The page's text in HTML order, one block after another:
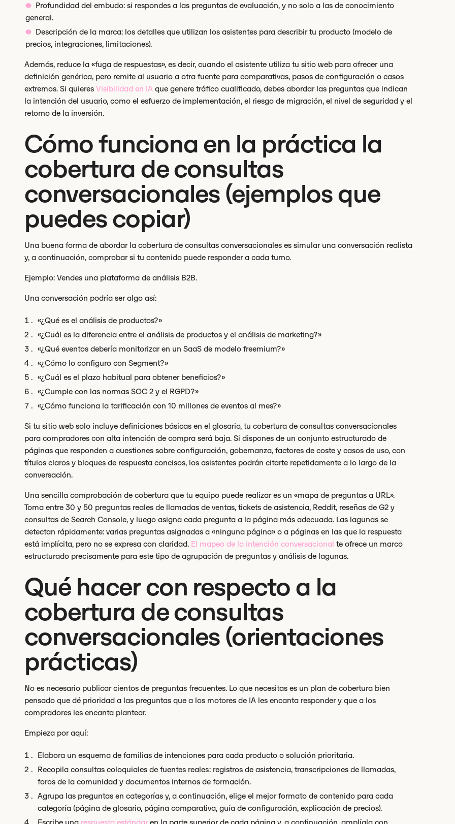
Profundidad del embudo: si respondes a las preguntas de evaluación, y no solo a las de conocimiento
general.
Descripción de la marca: los detalles que utilizan los asistentes para describir tu producto (modelo de
precios, integraciones, limitaciones).
Además, reduce la «fuga de respuestas», es decir, cuando el asistente utiliza tu sitio web para ofrecer una
definición genérica, pero remite al usuario a otra fuente para comparativas, pasos de configuración o casos
extremos. Si quieres Visibilidad en IA que genere tráfico cualificado, debes abordar las preguntas que indican
la intención del usuario, como el esfuerzo de implementación, el riesgo de migración, el nivel de seguridad y el
retorno de la inversión.
Cómo funciona en la práctica la
cobertura de consultas
conversacionales (ejemplos que
puedes copiar)
Una buena forma de abordar la cobertura de consultas conversacionales es simular una conversación realista
y, a continuación, comprobar si tu contenido puede responder a cada turno.
Ejemplo: Vendes una plataforma de análisis B2B.
Una conversación podría ser algo así:
«¿Qué es el análisis de productos?»
«¿Cuál es la diferencia entre el análisis de productos y el análisis de marketing?»
«¿Qué eventos debería monitorizar en un SaaS de modelo freemium?»
«¿Cómo lo configuro con Segment?»
«¿Cuál es el plazo habitual para obtener beneficios?»
«¿Cumple con las normas SOC 2 y el RGPD?»
«¿Cómo funciona la tarificación con 10 millones de eventos al mes?»
Si tu sitio web solo incluye definiciones básicas en el glosario, tu cobertura de consultas conversacionales
para compradores con alta intención de compra será baja. Si dispones de un conjunto estructurado de
páginas que responden a cuestiones sobre configuración, gobernanza, factores de coste y casos de uso, con
títulos claros y bloques de respuesta concisos, los asistentes podrán citarte repetidamente a lo largo de la
conversación.
Una sencilla comprobación de cobertura que tu equipo puede realizar es un «mapa de preguntas a URL».
Toma entre 30 y 50 preguntas reales de llamadas de ventas, tickets de asistencia, Reddit, reseñas de G2 y
consultas de Search Console, y luego asigna cada pregunta a la página más adecuada. Las lagunas se
detectan rápidamente: varias preguntas asignadas a «ninguna página» o a páginas en las que la respuesta
está implícita, pero no se expresa con claridad. El mapeo de la intención conversacional te ofrece un marco
estructurado precisamente para este tipo de agrupación de preguntas y análisis de lagunas.
Qué hacer con respecto a la
cobertura de consultas
conversacionales (orientaciones
prácticas)
No es necesario publicar cientos de preguntas frecuentes. Lo que necesitas es un plan de cobertura bien
pensado que dé prioridad a las preguntas que a los motores de IA les encanta responder y que a los
compradores les encanta plantear.
Empieza por aquí:
Elabora un esquema de familias de intenciones para cada producto o solución prioritaria.
Recopila consultas coloquiales de fuentes reales: registros de asistencia, transcripciones de llamadas,
foros de la comunidad y documentos internos de formación.
Agrupa las preguntas en categorías y, a continuación, elige el mejor formato de contenido para cada
categoría (página de glosario, página comparativa, guía de configuración, explicación de precios).